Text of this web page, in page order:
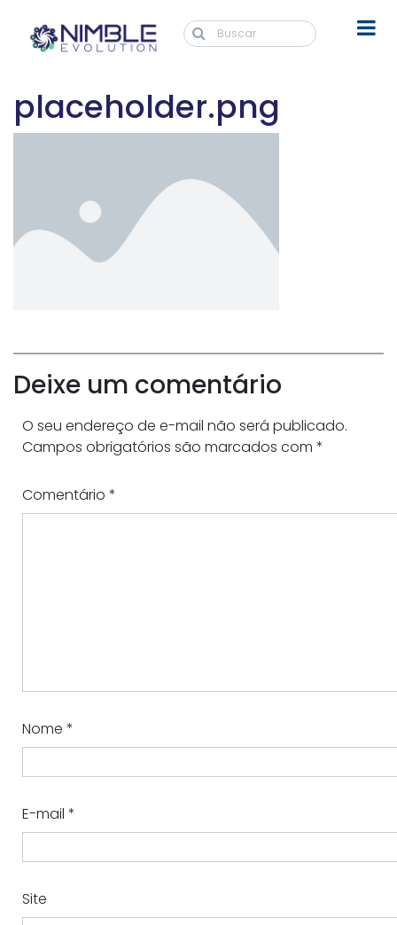
placeholder.png
Deixe um comentário
O seu endereço de e-mail não será publicado.
Campos obrigatórios são marcados com *
Comentário *
Nome *
E-mail *
Site